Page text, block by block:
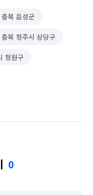
충북 음성군
충북 청주시 상당구
청원구
0